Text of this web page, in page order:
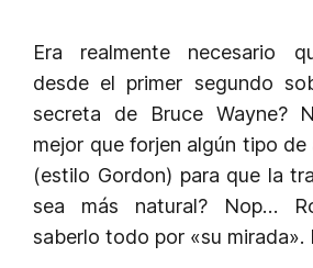
Era realmente necesario
desde el primer segundo
secreta de Bruce Wayne?
mejor que forjen algún tipo de
(estilo Gordon) para que la
sea más natural? Nop…
saberlo todo por «su mirada».